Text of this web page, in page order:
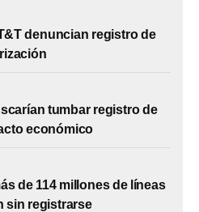
denuncian registro de
tumbar registro de
económico
de 114 millones de líneas
sin registrarse